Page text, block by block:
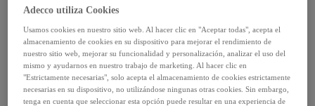
Informes
14 julio, 2026
Informe Trimestral Adecco Absentismo · T4
Adecco utiliza Cookies
Usamos cookies en nuestro sitio web. Al hacer clic en "Aceptar todas", acepta el
almacenamiento de cookies en su dispositivo para mejorar el rendimiento de
nuestro sitio web, mejorar su funcionalidad y personalización, analizar el uso del
mismo y ayudarnos en nuestro trabajo de marketing. Al hacer clic en
"Estrictamente necesarias", solo acepta el almacenamiento de cookies estrictamente
necesarias en su dispositivo, no utilizándose ningunas otras cookies. Sin embargo,
tenga en cuenta que seleccionar esta opción puede resultar en una experiencia de